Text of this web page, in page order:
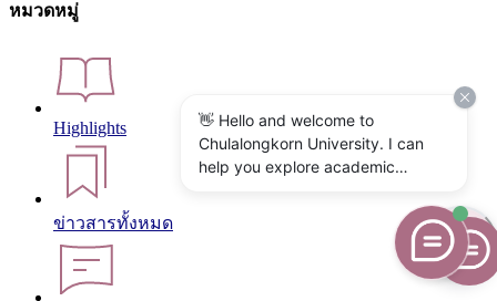
หมวดหมู่
Highlights
ข่าวสารทั้งหมด
👋 Hello and welcome to
Chulalongkorn University. I can
help you explore academic